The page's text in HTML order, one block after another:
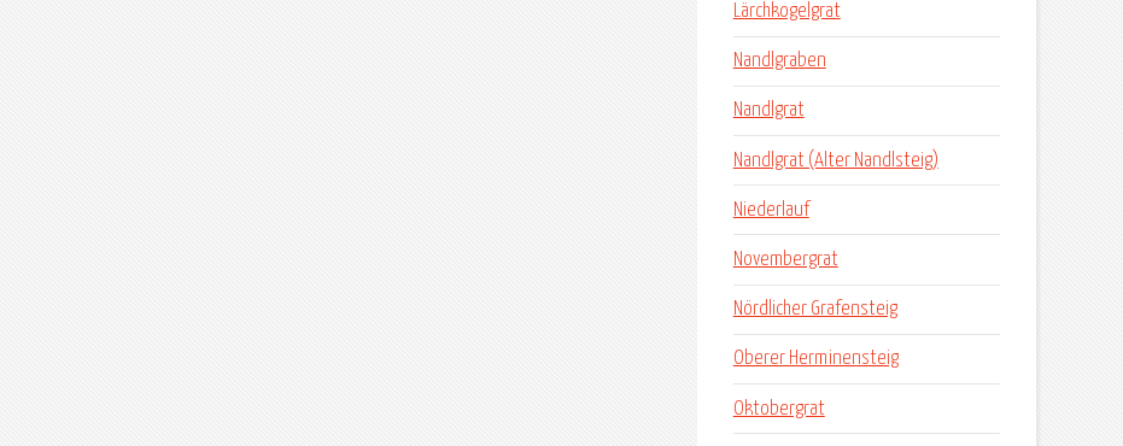
Lärchkogelgrat
Nandlgraben
Nandlgrat
Nandlgrat (Alter Nandlsteig)
Niederlauf
Novembergrat
Nördlicher Grafensteig
Oberer Herminensteig
Oktobergrat